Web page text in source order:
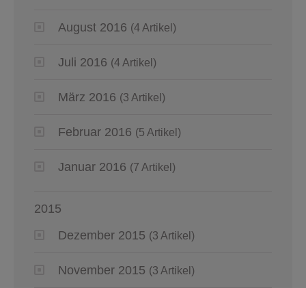
August 2016 (4 Artikel)
Juli 2016 (4 Artikel)
März 2016 (3 Artikel)
Februar 2016 (5 Artikel)
Januar 2016 (7 Artikel)
2015
Dezember 2015 (3 Artikel)
November 2015 (3 Artikel)